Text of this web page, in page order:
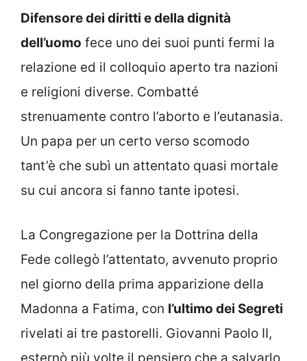
Difensore dei diritti e della dignità
dell’uomo fece uno dei suoi punti fermi la
relazione ed il colloquio aperto tra nazioni
e religioni diverse. Combatté
strenuamente contro l’aborto e l’eutanasia.
Un papa per un certo verso scomodo
tant’è che subì un attentato quasi mortale
su cui ancora si fanno tante ipotesi.
La Congregazione per la Dottrina della
Fede collegò l’attentato, avvenuto proprio
nel giorno della prima apparizione della
Madonna a Fatima, con l’ultimo dei Segreti
rivelati ai tre pastorelli. Giovanni Paolo II,
esternò più volte il pensiero che a salvarlo,